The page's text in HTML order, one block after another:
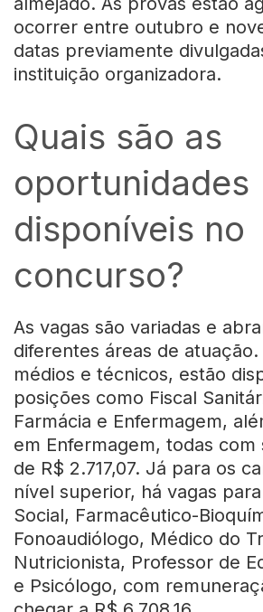
ocorrer entre outubro e
datas previamente
instituição organizadora.
Quais são as
oportunidades
disponíveis no
concurso?
As vagas são variadas e
diferentes áreas de atuação.
médios e técnicos, estão
posições como Fiscal
Farmácia e Enfermagem,
em Enfermagem, todas com
de R$ 2.717,07. Já para os
nível superior, há vagas
Social, Farmacêutico-
Fonoaudiólogo, Médico do
Nutricionista, Professor de
e Psicólogo, com